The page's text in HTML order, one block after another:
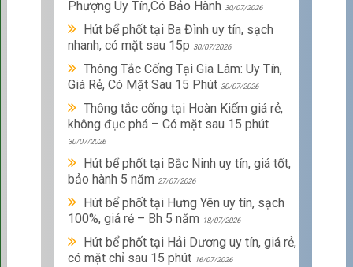
Phượng Uy Tín,Có Bảo Hành 30/07/2026
Hút bể phốt tại Ba Đình uy tín, sạch
nhanh, có mặt sau 15p 30/07/2026
Thông Tắc Cống Tại Gia Lâm: Uy Tín,
Giá Rẻ, Có Mặt Sau 15 Phút 30/07/2026
Thông tắc cống tại Hoàn Kiếm giá rẻ,
không đục phá – Có mặt sau 15 phút
30/07/2026
Hút bể phốt tại Bắc Ninh uy tín, giá tốt,
bảo hành 5 năm 27/07/2026
Hút bể phốt tại Hưng Yên uy tín, sạch
100%, giá rẻ – Bh 5 năm
18/07/2026
Hút bể phốt tại Hải Dương uy tín, giá rẻ,
có mặt chỉ sau 15 phút 16/07/2026